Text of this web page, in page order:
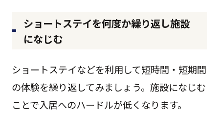
ショートステイを何度か繰り返し施設
になじむ
ショートステイなどを利用して短時間・短期間
の体験を繰り返してみましょう。施設になじむ
ことで入居へのハードルが低くなります。